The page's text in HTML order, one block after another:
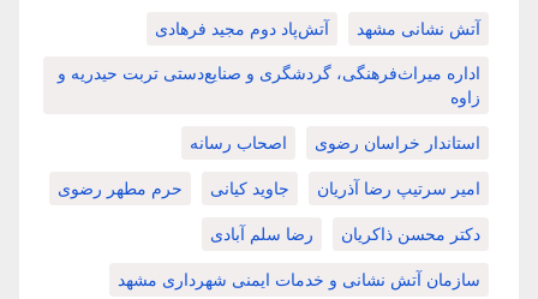
آتش نشانی مشهد آتش‌پاد دوم مجید فرهادی
اداره میراث‌فرهنگی، گردشگری و صنایع‌دستی تربت حیدریه و
زاوه
استاندار خراسان رضوی اصحاب رسانه
امیر سرتیپ رضا آذریان جاوید کیانی حرم مطهر رضوی
دکتر محسن ذاکریان رضا سلم آبادی
سازمان آتش نشانی و خدمات ایمنی شهرداری مشهد